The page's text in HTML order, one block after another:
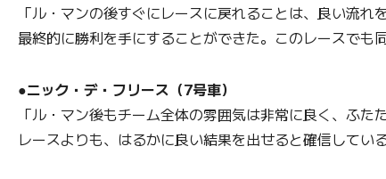
「ル・マンの後すぐにレースに戻れることは、良い流
最終的に勝利を手にすることができた。このレースでも
●ニック・デ・フリース（7号車）
「ル・マン後もチーム全体の雰囲気は非常に良く、ふ
レースよりも、はるかに良い結果を出せると確信してい